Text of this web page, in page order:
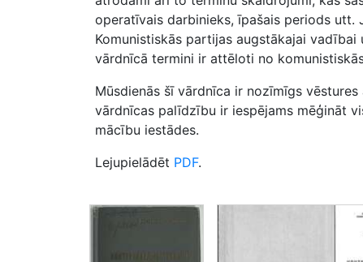
operatīvais darbinieks, īpašais periods utt.
Komunistiskās partijas augstākajai
vārdnīcā termini ir attēloti no
Mūsdienās šī vārdnīca ir nozīmīgs
vārdnīcas palīdzību ir iespējams mēģināt
mācību iestādes.
Lejupielādēt PDF.